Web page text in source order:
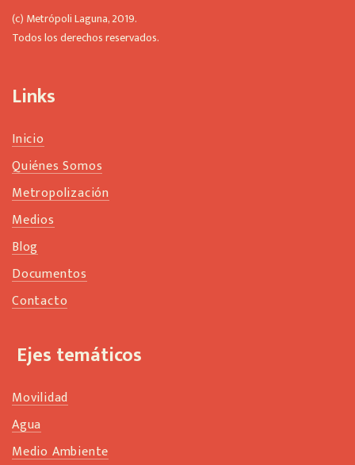
t
b
k
(c) Metrópoli Laguna, 2019.
Todos los derechos reservados.
Links
Inicio
Quiénes Somos
Metropolización
Medios
Blog
Documentos
Contacto
Ejes temáticos
Movilidad
Agua
Medio Ambiente